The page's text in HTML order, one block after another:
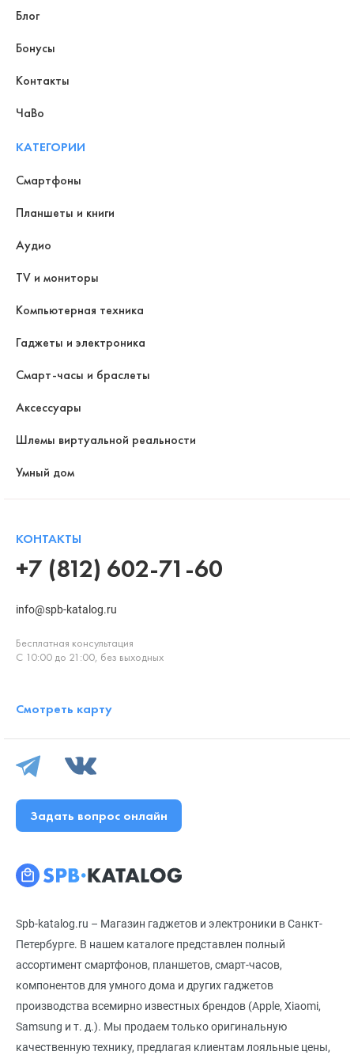
Spb-katalog.ru – Магазин гаджетов и электроники в Санкт-
Петербурге. В нашем каталоге представлен полный
ассортимент смартфонов, планшетов, смарт-часов,
компонентов для умного дома и других гаджетов
производства всемирно известных брендов (Apple, Xiaomi,
Samsung и т. д.). Мы продаем только оригинальную
качественную технику, предлагая клиентам лояльные цены,
Блог
Бонусы
Контакты
ЧаВо
КАТЕГОРИИ
Смартфоны
Планшеты и книги
Аудио
TV и мониторы
Компьютерная техника
Гаджеты и электроника
Смарт-часы и браслеты
Аксессуары
Шлемы виртуальной реальности
Умный дом
КОНТАКТЫ
+7 (812) 602-71-60
info@spb-katalog.ru
Бесплатная консультация
С 10:00 до 21:00, без выходных
Смотреть карту
Задать вопрос онлайн